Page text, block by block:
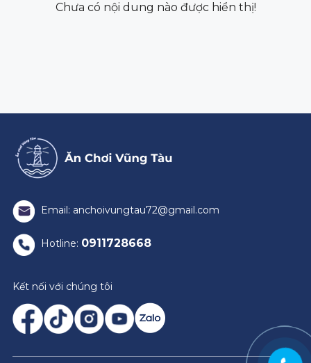
Chưa có nội dung nào được hiển thị!
Email: anchoivungtau72@gmail.com
Hotline: 0911728668
Kết nối với chúng tôi